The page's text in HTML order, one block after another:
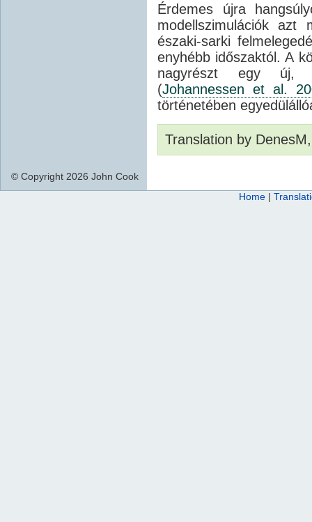
Érdemes újra
modellszimulációk
északi-sarki
enyhébb időszaktól. A
nagyrészt egy új,
(Johannessen et al.
történetében
Translation by
© Copyright 2026 John Cook
Home |